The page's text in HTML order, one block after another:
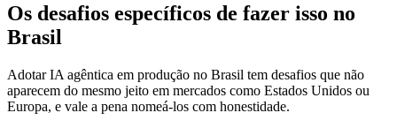
Os desafios específicos de fazer isso no
Brasil
Adotar IA agêntica em produção no Brasil tem desafios que não
aparecem do mesmo jeito em mercados como Estados Unidos ou
Europa, e vale a pena nomeá-los com honestidade.